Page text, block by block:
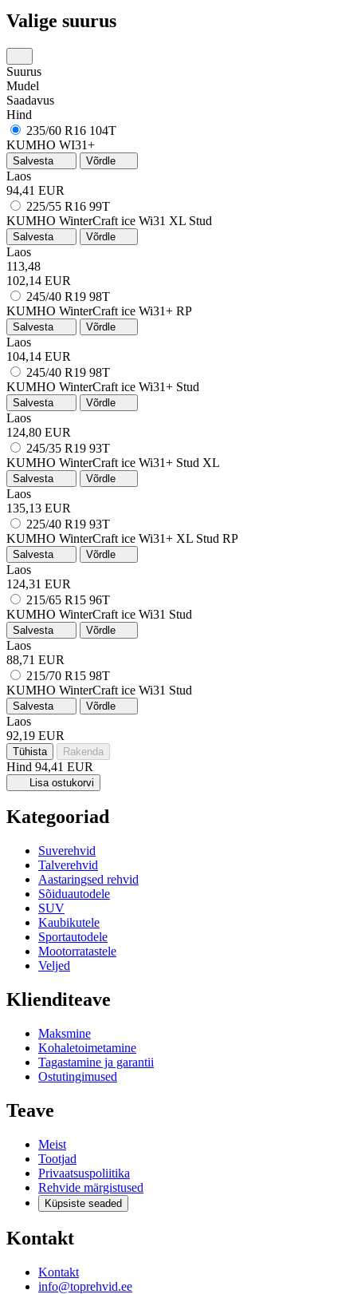
Valige suurus
Suurus
Mudel
Saadavus
Hind
235/60 R16 104T
KUMHO WI31+
Salvesta Võrdle
Laos
94,41 EUR
225/55 R16 99T
KUMHO WinterCraft ice Wi31 XL Stud
Salvesta Võrdle
Laos
113,48
102,14 EUR
245/40 R19 98T
KUMHO WinterCraft ice Wi31+ RP
Salvesta Võrdle
Laos
104,14 EUR
245/40 R19 98T
KUMHO WinterCraft ice Wi31+ Stud
Salvesta Võrdle
Laos
124,80 EUR
245/35 R19 93T
KUMHO WinterCraft ice Wi31+ Stud XL
Salvesta Võrdle
Laos
135,13 EUR
225/40 R19 93T
KUMHO WinterCraft ice Wi31+ XL Stud RP
Salvesta Võrdle
Laos
124,31 EUR
215/65 R15 96T
KUMHO WinterCraft ice Wi31 Stud
Salvesta Võrdle
Laos
88,71 EUR
215/70 R15 98T
KUMHO WinterCraft ice Wi31 Stud
Salvesta Võrdle
Laos
92,19 EUR
Tühista Rakenda
Hind 94,41 EUR
Lisa ostukorvi
Kategooriad
Suverehvid
Talverehvid
Aastaringsed rehvid
Sõiduautodele
SUV
Kaubikutele
Sportautodele
Mootorratastele
Veljed
Klienditeave
Maksmine
Kohaletoimetamine
Tagastamine ja garantii
Ostutingimused
Teave
Meist
Tootjad
Privaatsuspoliitika
Rehvide märgistused
Küpsiste seaded
Kontakt
Kontakt
info@toprehvid.ee